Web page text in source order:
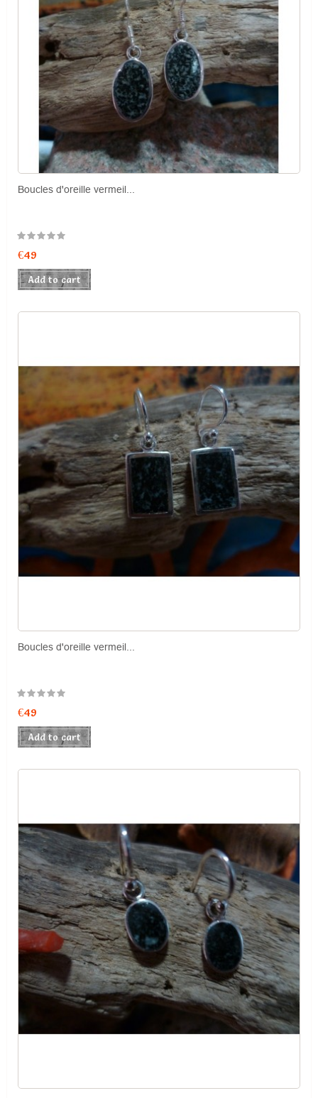
Boucles d'oreille vermeil...
Price
€49
Add to cart
Boucles d'oreille vermeil...
Price
€49
Add to cart